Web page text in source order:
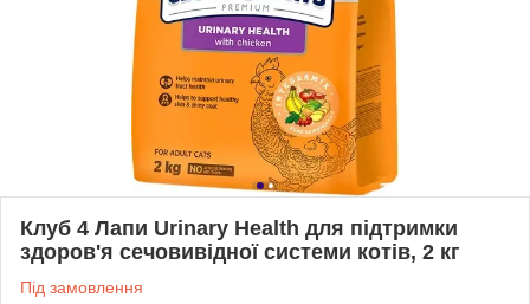
Клуб 4 Лапи Urinary Health для підтримки
здоров'я сечовивідної системи котів, 2 кг
Під замовлення